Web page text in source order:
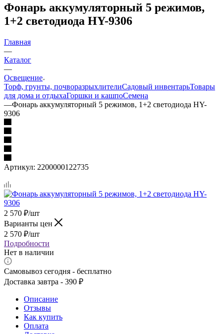
Фонарь аккумуляторный 5 режимов,
1+2 светодиода HY-9306
Главная
—
Каталог
—
Освещение
Торф, грунты, почворазрыхлителиСадовый инвентарьТовары
для дома и отдыхаГоршки и кашпоСемена
—Фонарь аккумуляторный 5 режимов, 1+2 светодиода HY-
9306
Артикул: 2200000122735
2 570 ₽/шт
Варианты цен
2 570 ₽/шт
Подробности
Нет в наличии
Самовывоз сегодня - бесплатно
Доставка завтра - 390 ₽
Описание
Отзывы
Как купить
Оплата